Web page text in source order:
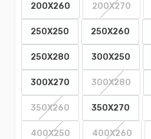
200X260 200X270
250X250 250X260
250X280 300X250
300X270 300X280
350X260 350X270
400X250 400X260